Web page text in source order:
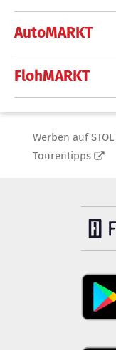
AutoMARKT
FlohMARKT
Werben auf STOL
Tourentipps